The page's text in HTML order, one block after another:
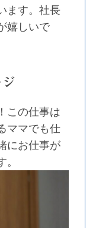
ます。社長
嬉しいで
この仕事は
ママでも仕
にお仕事が